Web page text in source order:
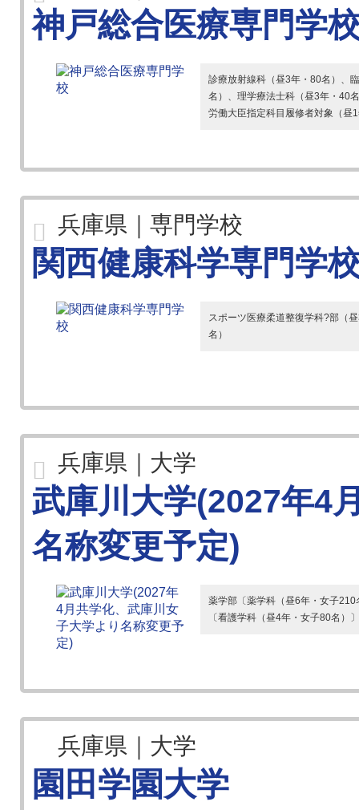
神戸総合医療専門学
診療放射線科（昼3年・80名）、
名）、理学療法士科（昼3年・40
労働大臣指定科目履修者対象（昼
兵庫県｜専門学校
関西健康科学専門学
スポーツ医療柔道整復学科?部（
名）
兵庫県｜大学
武庫川大学(2027年4
名称変更予定)
薬学部〔薬学科（昼6年・女子
〔看護学科（昼4年・女子80名）〕
兵庫県｜大学
園田学園大学